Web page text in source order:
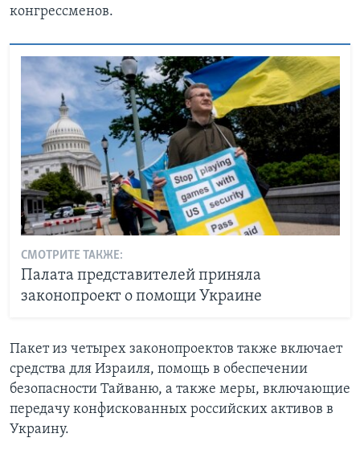
конгрессменов.
СМОТРИТЕ ТАКЖЕ:
Палата представителей приняла
законопроект о помощи Украине
Пакет из четырех законопроектов также включает
средства для Израиля, помощь в обеспечении
безопасности Тайваню, а также меры, включающие
передачу конфискованных российских активов в
Украину.